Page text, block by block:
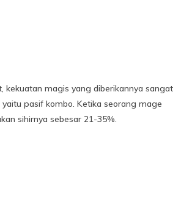
magis yang diberikannya sangat
pasif kombo. Ketika seorang mage
sihirnya sebesar 21-35%.